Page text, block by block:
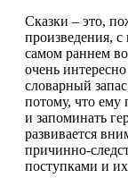
Сказки – это,
произведения, с
самом раннем
очень
словарный
потому, что ему
и запоминать
развивается
причинно-
поступками и